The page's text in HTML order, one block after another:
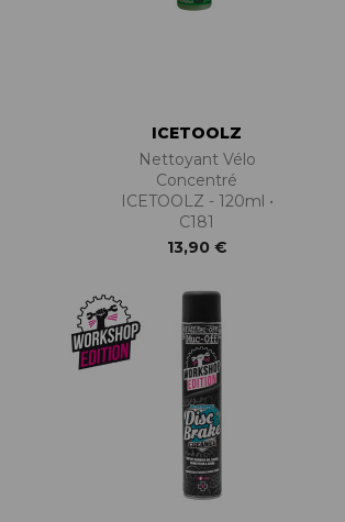
ICETOOLZ
Nettoyant Vélo
Concentré
ICETOOLZ - 120ml •
C181
13,90 €